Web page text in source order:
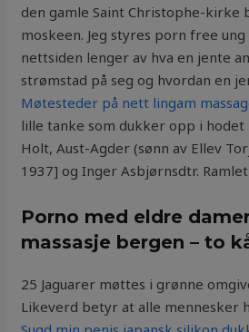
den gamle Saint Christophe-kirke
moskeen. Jeg styres porn free
nettsiden lenger av hva en jente
strømstad på seg og hvordan en
Møtesteder på nett lingam
lille tanke som dukker opp i hodet
Holt, Aust-Agder (sønn av Ellev
1937] og Inger Asbjørnsdtr.
Porno med eldre
massasje bergen – to
25 Jaguarer møttes i grønne
Likeverd betyr at alle mennesker